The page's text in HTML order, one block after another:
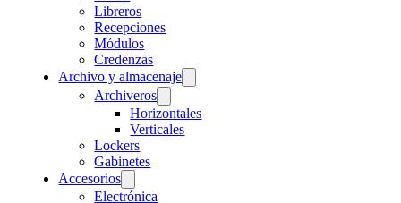
Libreros
Recepciones
Módulos
Credenzas
Archivo y almacenaje
Archiveros
Horizontales
Verticales
Lockers
Gabinetes
Accesorios
Electrónica